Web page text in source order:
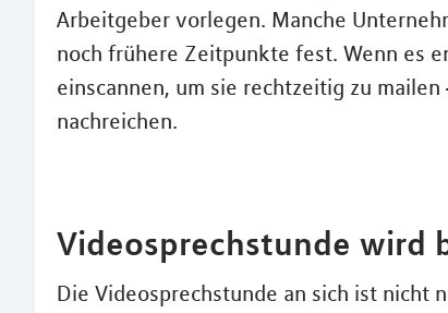
Arbeitgeber vorlegen. Manche
noch frühere Zeitpunkte fest. Wenn es
einscannen, um sie rechtzeitig zu
nachreichen.
Videosprechstunde wird
Die Videosprechstunde an sich ist nicht